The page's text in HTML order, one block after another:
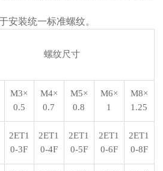
安装统一标准螺纹。
螺纹尺寸
M3×
0.5
M4×
0.7
M5×
0.8
M6×
1
M8×
1.25
2ET1
0-3F
2ET1
0-4F
2ET1
0-5F
2ET1
0-6F
2ET1
0-8F